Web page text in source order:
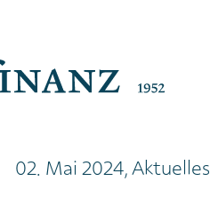
02. Mai 2024, Aktuelles